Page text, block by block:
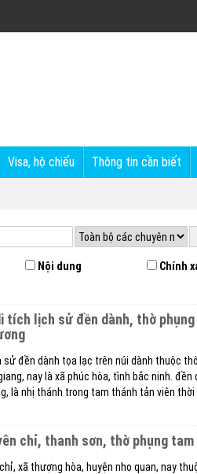
Visa, hộ chiếu Thông tin cần biết
Nội dung Chính
tích lịch sử đền dành, thờ phụng
sử đền dành tọa lạc trên núi dành thuộc
nay là xã phúc hòa, tình bắc ninh. đền
là nhị thánh trong tam thánh tản viên thời
chỉ, thanh sơn, thờ phụng
xã thượng hòa, huyện nho quan, nay